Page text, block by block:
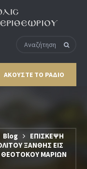
ΑΚΟΥΣΤΕ ΤΟ ΡΑΔΙΟ
Blog
ΕΠΙΣΚΕΨΗ
ΞΑΝΘΗΣ ΕΙΣ
ΘΕΟΤΟΚΟΥ ΜΑΡΙΩΝ